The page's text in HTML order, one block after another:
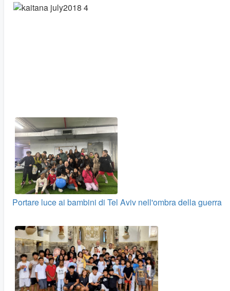
Portare luce ai bambini di Tel Aviv nell'ombra della guerra